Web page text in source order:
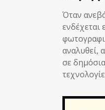
Όταν
ενδέχεται
αναλυθεί,
σε